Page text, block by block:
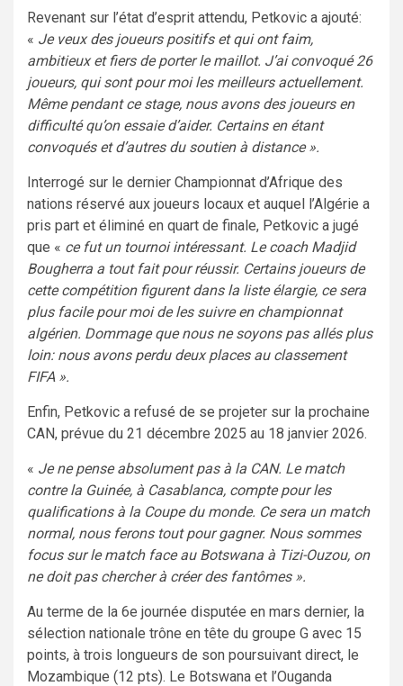
Revenant sur l’état d’esprit attendu, Petkovic a ajouté:
« Je veux des joueurs positifs et qui ont faim,
ambitieux et fiers de porter le maillot. J’ai convoqué 26
joueurs, qui sont pour moi les meilleurs actuellement.
Même pendant ce stage, nous avons des joueurs en
difficulté qu’on essaie d’aider. Certains en étant
convoqués et d’autres du soutien à distance ».
Interrogé sur le dernier Championnat d’Afrique des
nations réservé aux joueurs locaux et auquel l’Algérie a
pris part et éliminé en quart de finale, Petkovic a jugé
que « ce fut un tournoi intéressant. Le coach Madjid
Bougherra a tout fait pour réussir. Certains joueurs de
cette compétition figurent dans la liste élargie, ce sera
plus facile pour moi de les suivre en championnat
algérien. Dommage que nous ne soyons pas allés plus
loin: nous avons perdu deux places au classement
FIFA ».
Enfin, Petkovic a refusé de se projeter sur la prochaine
CAN, prévue du 21 décembre 2025 au 18 janvier 2026.
« Je ne pense absolument pas à la CAN. Le match
contre la Guinée, à Casablanca, compte pour les
qualifications à la Coupe du monde. Ce sera un match
normal, nous ferons tout pour gagner. Nous sommes
focus sur le match face au Botswana à Tizi-Ouzou, on
ne doit pas chercher à créer des fantômes ».
Au terme de la 6e journée disputée en mars dernier, la
sélection nationale trône en tête du groupe G avec 15
points, à trois longueurs de son poursuivant direct, le
Mozambique (12 pts). Le Botswana et l’Ouganda